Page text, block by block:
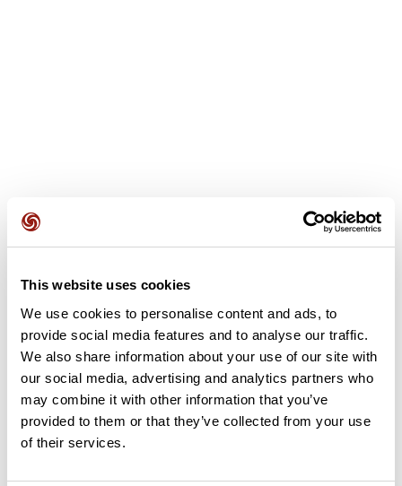
This website uses cookies
We use cookies to personalise content and ads, to
provide social media features and to analyse our traffic.
We also share information about your use of our site with
our social media, advertising and analytics partners who
may combine it with other information that you’ve
provided to them or that they’ve collected from your use
of their services.
Ajouter un avis
Découvrez ce parcours de vélo de 99,5 km à proximité de